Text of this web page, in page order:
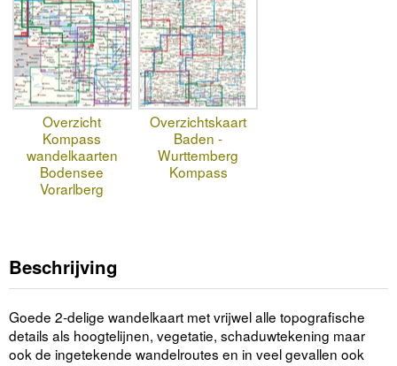
Overzicht
Kompass
wandelkaarten
Bodensee
Vorarlberg
Overzichtskaart
Baden -
Wurttemberg
Kompass
Beschrijving
Goede 2-delige wandelkaart met vrijwel alle topografische
details als hoogtelijnen, vegetatie, schaduwtekening maar
ook de ingetekende wandelroutes en in veel gevallen ook